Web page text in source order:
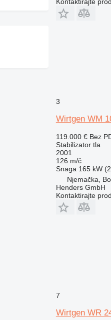
3
Wirtgen WM
119.000 € Bez
Stabilizator tla
2001
126 m/č
Snaga 165 kW
Njemačka,
Henders GmbH
Kontaktirajte
7
Wirtgen WR